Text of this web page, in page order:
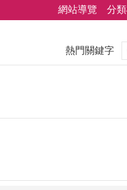
網站導覽 分
熱門關鍵字